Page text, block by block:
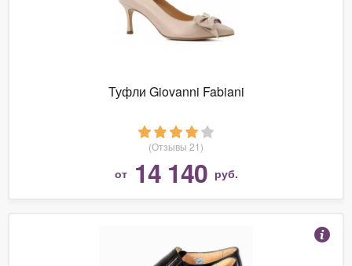
Туфли Giovanni Fabiani
(Отзывы 21)
от 14 140 руб.